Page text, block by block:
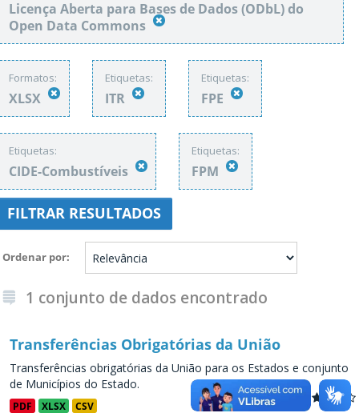
Licença Aberta para Bases de Dados (ODbL) do
Open Data Commons
Formatos:
XLSX
Etiquetas:
ITR
Etiquetas:
FPE
Etiquetas:
CIDE-Combustíveis
Etiquetas:
FPM
FILTRAR RESULTADOS
Ordenar por
1 conjunto de dados encontrado
Transferências Obrigatórias da União
Transferências obrigatórias da União para os Estados e conjunto
de Municípios do Estado.
PDF XLSX CSV